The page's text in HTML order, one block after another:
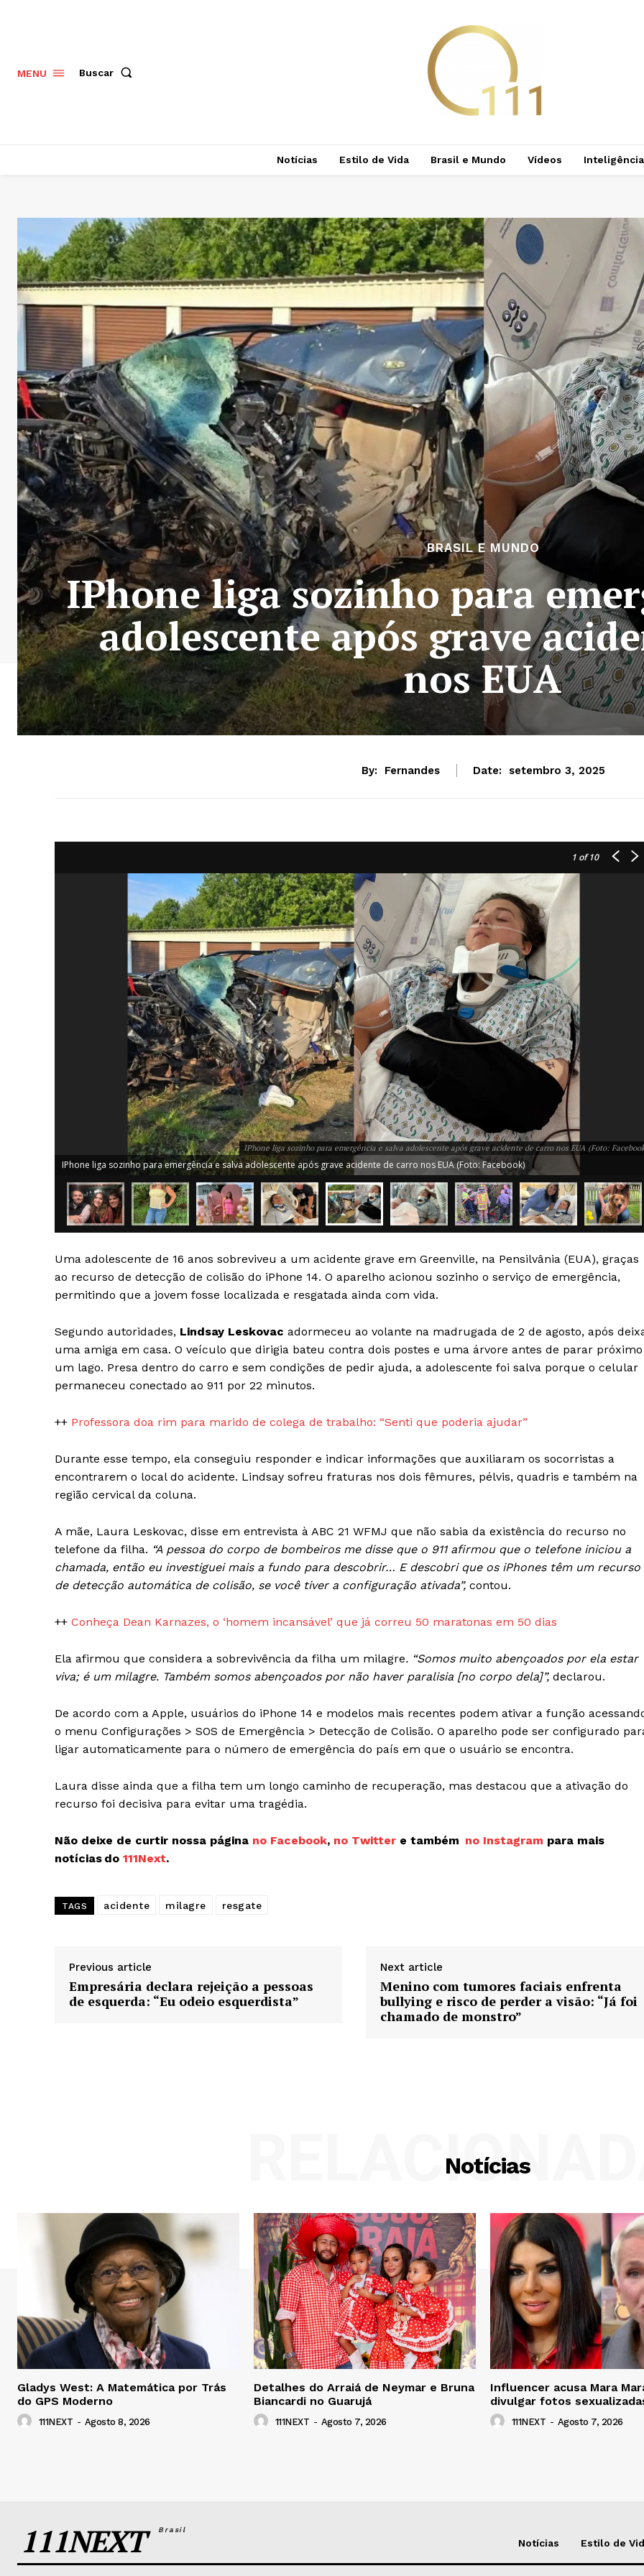
Magazine PRO
SUBSCRIBE NOW
Company
Contato
Política de Privacidade e Cookies
MENU Buscar
Notícias Estilo de Vida Brasil e Mundo Vídeos
BRASIL E MUNDO
IPhone liga sozinho para
adolescente após grave
nos EUA
By: Fernandes Date: setembro 3, 2025
1 of 10
IPhone liga sozinho para emergência e salva adolescente após grave acidente de carro nos EUA (Foto:
IPhone liga sozinho para emergência e salva adolescente após grave acidente de carro nos EUA (Foto: Facebook)
Uma adolescente de 16 anos sobreviveu a um acidente grave em Greenville, na Pensilvânia (EUA), graças
ao recurso de detecção de colisão do iPhone 14. O aparelho acionou sozinho o serviço de emergência,
permitindo que a jovem fosse localizada e resgatada ainda com vida.
Segundo autoridades, Lindsay Leskovac adormeceu ao volante na madrugada de 2 de agosto, após
uma amiga em casa. O veículo que dirigia bateu contra dois postes e uma árvore antes de parar
um lago. Presa dentro do carro e sem condições de pedir ajuda, a adolescente foi salva porque o celular
permaneceu conectado ao 911 por 22 minutos.
++ Professora doa rim para marido de colega de trabalho: “Senti que poderia ajudar”
Durante esse tempo, ela conseguiu responder e indicar informações que auxiliaram os socorristas a
encontrarem o local do acidente. Lindsay sofreu fraturas nos dois fêmures, pélvis, quadris e também na
região cervical da coluna.
A mãe, Laura Leskovac, disse em entrevista à ABC 21 WFMJ que não sabia da existência do recurso no
telefone da filha. “A pessoa do corpo de bombeiros me disse que o 911 afirmou que o telefone iniciou a
chamada, então eu investiguei mais a fundo para descobrir… E descobri que os iPhones têm um recurso
de detecção automática de colisão, se você tiver a configuração ativada”, contou.
++ Conheça Dean Karnazes, o ‘homem incansável’ que já correu 50 maratonas em 50 dias
Ela afirmou que considera a sobrevivência da filha um milagre. “Somos muito abençoados por ela estar
viva; é um milagre. Também somos abençoados por não haver paralisia [no corpo dela]”, declarou.
De acordo com a Apple, usuários do iPhone 14 e modelos mais recentes podem ativar a função
o menu Configurações > SOS de Emergência > Detecção de Colisão. O aparelho pode ser configurado
ligar automaticamente para o número de emergência do país em que o usuário se encontra.
Laura disse ainda que a filha tem um longo caminho de recuperação, mas destacou que a ativação do
recurso foi decisiva para evitar uma tragédia.
Não deixe de curtir nossa página no Facebook, no Twitter e também no Instagram para mais
notícias do 111Next.
TAGS acidente milagre resgate
Previous article
Empresária declara rejeição a pessoas
de esquerda: “Eu odeio esquerdista”
Next article
Menino com tumores faciais enfrenta
bullying e risco de perder a visão: “Já foi
chamado de monstro”
Notícias
Gladys West: A Matemática por Trás
do GPS Moderno
111NEXT - Agosto 8, 2026
Detalhes do Arraiá de Neymar e Bruna
Biancardi no Guarujá
111NEXT - Agosto 7, 2026
Influencer acusa Mara
divulgar fotos
111NEXT - Agosto 7, 2026
111NEXTBrasil
Notícias Estilo de